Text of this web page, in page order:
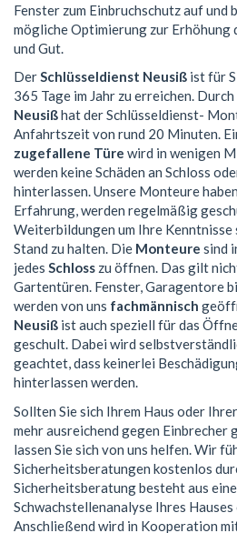
Fenster zum Einbruchschutz auf und
mögliche Optimierung zur Erhöhung
und Gut.
DerSchlüsseldienst Neusiß ist für
365 Tage im Jahr zu erreichen.
Neusißhat der Schlüsseldienst-
Anfahrtszeit von rund 20 Minuten.
zugefallene Türe wird in wenigen
werden keine Schäden an Schloss
hinterlassen. Unsere Monteure
Erfahrung, werden regelmäßig
Weiterbildungen um Ihre Kenntnisse
Stand zu halten. Die Monteure sind
jedes Schloss zu öffnen. Das gilt
Gartentüren. Fenster, Garagentore
werden von uns fachmännisch
Neusiß ist auch speziell für das
geschult. Dabei wird
geachtet, dass keinerlei
hinterlassen werden.
Sollten Sie sich Ihrem Haus oder
mehr ausreichend gegen Einbrecher
lassen Sie sich von uns helfen. Wir
Sicherheitsberatungen kostenlos
Sicherheitsberatung besteht aus
Schwachstellenanalyse Ihres
Anschließend wird in Kooperation